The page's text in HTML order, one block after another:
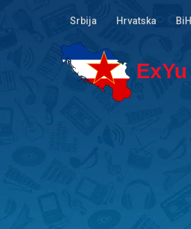
Srbija Hrvatska BiH
ExYu